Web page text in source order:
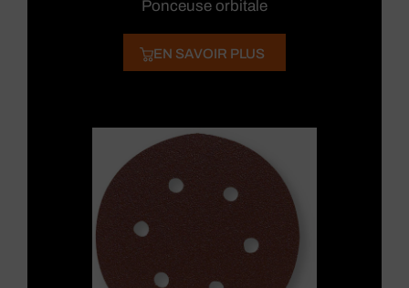
Ponceuse orbitale
EN SAVOIR PLUS